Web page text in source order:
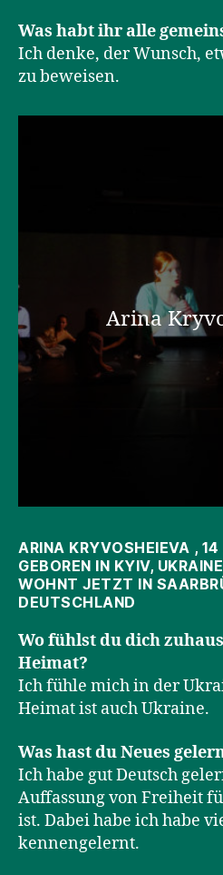
Was habt ihr alle
Ich denke, der Wunsch,
zu beweisen.
Arina
ARINA KRYVOSHEIEVA ,
GEBOREN IN KYIV, UKRAINE
WOHNT JETZT IN
DEUTSCHLAND
Wo fühlst du dich
Heimat?
Ich fühle mich in der
Heimat ist auch Ukraine.
Was hast du Neues
Ich habe gut Deutsch
Auffassung von Freiheit
ist. Dabei habe ich habe
kennengelernt.